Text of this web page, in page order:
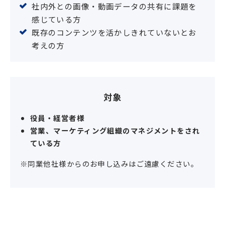
社内外との画像・動画データの共有に課題を
感じている方
既存のコンテンツを活かしきれていないとお
考えの方
対象
役員・経営者様
営業、マーケティング組織のマネジメントをされ
ている方
※同業他社様からのお申し込みはご遠慮ください。